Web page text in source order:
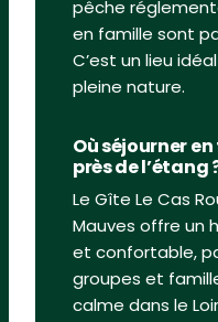
pêche
en famille sont
C’est un lieu
pleine nature.
Où séjourner
près de l’étang
Le Gîte Le Cas
Mauves offre un
et confortable,
groupes et
calme dans le